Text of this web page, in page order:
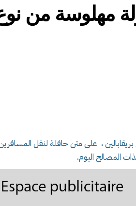
مهلوسة من نوع بريقابالين ، على متن حافلة لنقل
المصالح اليوم.